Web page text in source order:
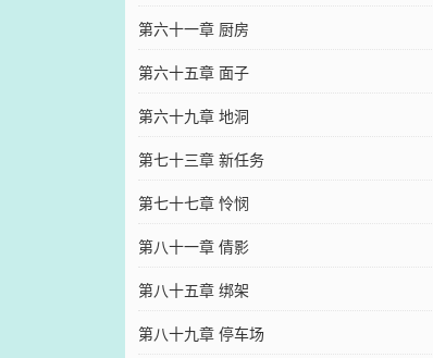
第六十一章 厨房
第六十五章 面子
第六十九章 地洞
第七十三章 新任务
第七十七章 怜悯
第八十一章 倩影
第八十五章 绑架
第八十九章 停车场